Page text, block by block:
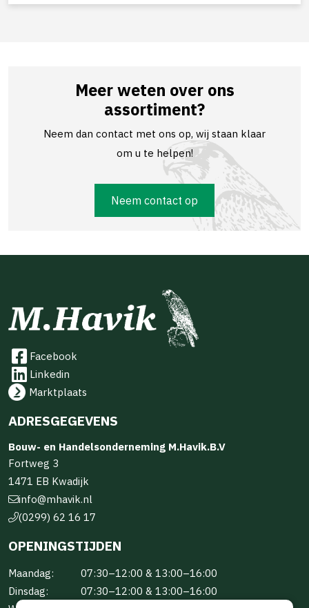
Meer weten over ons
assortiment?
Neem dan contact met ons op, wij staan klaar
om u te helpen!
Neem contact op
Facebook
Linkedin
Marktplaats
ADRESGEGEVENS
Bouw- en Handelsonderneming M.Havik.B.V
Fortweg 3
1471 EB Kwadijk
info@mhavik.nl
(0299) 62 16 17
OPENINGSTIJDEN
Maandag:
07:30–12:00 & 13:00–16:00
Dinsdag:
07:30–12:00 & 13:00–16:00